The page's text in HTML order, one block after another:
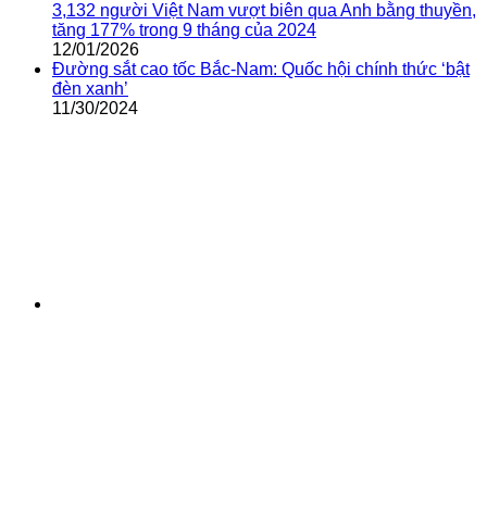
3,132 người Việt Nam vượt biên qua Anh bằng thuyền,
tăng 177% trong 9 tháng của 2024
12/01/2026
Đường sắt cao tốc Bắc-Nam: Quốc hội chính thức ‘bật
đèn xanh’
11/30/2024